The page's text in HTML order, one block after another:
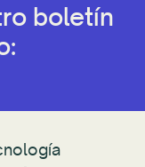
boletín